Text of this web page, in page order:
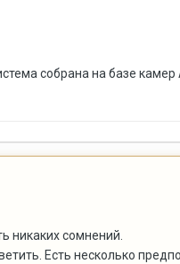
собрана на базе камер
никаких сомнений.
Есть несколько